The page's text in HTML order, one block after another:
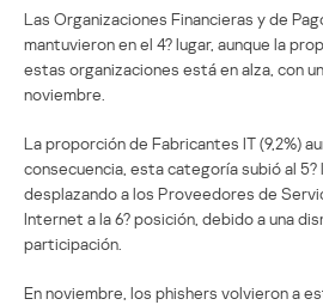
Las Organizaciones Financieras y de
mantuvieron en el 4? lugar, aunque la
estas organizaciones está en alza, con
noviembre.
La proporción de Fabricantes IT (9,2%)
consecuencia, esta categoría subió al 5?
desplazando a los Proveedores de
Internet a la 6? posición, debido a una
participación.
En noviembre, los phishers volvieron a